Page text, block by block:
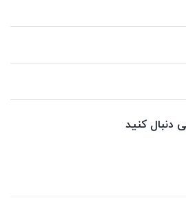
دنبال کنید